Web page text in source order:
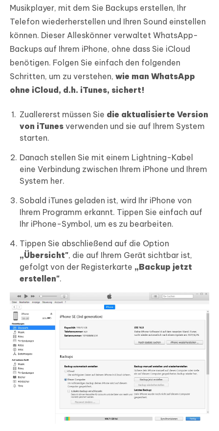
Musikplayer, mit dem Sie Backups erstellen, Ihr
Telefon wiederherstellen und Ihren Sound einstellen
können. Dieser Alleskönner verwaltet WhatsApp-
Backups auf Ihrem iPhone, ohne dass Sie iCloud
benötigen. Folgen Sie einfach den folgenden
Schritten, um zu verstehen, wie man WhatsApp
ohne iCloud, d.h. iTunes, sichert!
Zuallererst müssen Sie die aktualisierte Version
von iTunes verwenden und sie auf Ihrem System
starten.
Danach stellen Sie mit einem Lightning-Kabel
eine Verbindung zwischen Ihrem iPhone und Ihrem
System her.
Sobald iTunes geladen ist, wird Ihr iPhone von
Ihrem Programm erkannt. Tippen Sie einfach auf
Ihr iPhone-Symbol, um es zu bearbeiten.
Tippen Sie abschließend auf die Option
„Übersicht", die auf Ihrem Gerät sichtbar ist,
gefolgt von der Registerkarte „Backup jetzt
erstellen".